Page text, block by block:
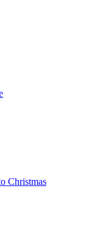
Christmas